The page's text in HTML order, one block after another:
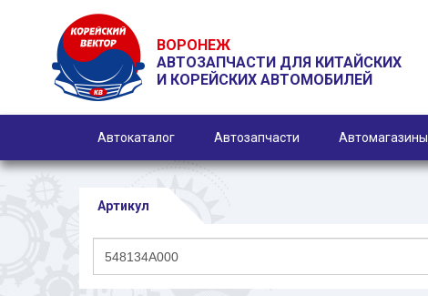
ВОРОНЕЖ
АВТОЗАПЧАСТИ ДЛЯ КИТАЙСКИХ
И КОРЕЙСКИХ АВТОМОБИЛЕЙ
Автокаталог Автозапчасти Автомагазины
Артикул